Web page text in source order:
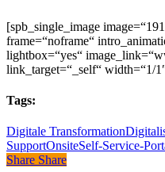
[spb_single_image
frame=“noframe“
lightbox=“yes“
link_target=“_self“ width=“1/
Tags:
Digitale Transformation
SupportOnsiteSelf-Service-
Share
Share Share